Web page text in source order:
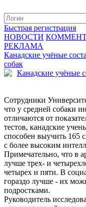
Быстрая регистрация
НОВОСТИ
РЕКЛАМА
Канадские учёные
собак
Сотрудники
что у средней собаки
отличаются от
тестов, канадские
способен выучить 165
с более высоким
Примечательно, что в
лучше трех- и
четырех и пяти. В
гораздо лучше - их
подростками.
Руководитель